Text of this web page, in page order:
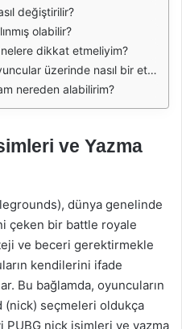
değiştirilir?
olabilir?
dikkat etmeliyim?
üzerinde nasıl bir etki yaratır?
nereden alabilirim?
ve Yazma
dünya genelinde
çeken bir battle royale
ve beceri gerektirmekle
kendilerini ifade
Bu bağlamda, oyuncuların
(nick) seçmeleri oldukça
PUBG nick isimleri ve yazma